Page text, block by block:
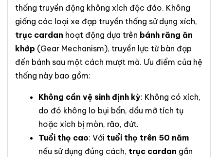
thống truyền động không xích độc đáo. Không
giống các loại xe đạp truyền thống sử dụng xích,
trục cardan hoạt động dựa trên bánh răng ăn
khớp (Gear Mechanism), truyền lực từ bàn đạp
đến bánh sau một cách mượt mà. Ưu điểm của hệ
thống này bao gồm:
Không cần vệ sinh định kỳ: Không có xích,
do đó không lo bụi bẩn, dầu mỡ tích tụ
hoặc xích bị mòn, rão, đứt.
Tuổi thọ cao: Với tuổi thọ trên 50 năm
nếu sử dụng đúng cách, trục cardan gần